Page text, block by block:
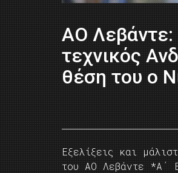
ΑΟ Λεβάντε:
τεχνικός
θέση του ο
Εξελίξεις και
του ΑΟ Λεβάντε *Α΄